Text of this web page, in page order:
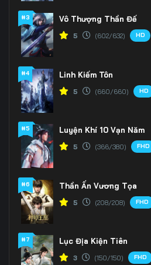
#3 Vô Thượng Thần Đế
5 (602/632) HD
#4 Linh Kiếm Tôn
5 (660/660) HD
#5 Luyện Khí 10 Vạn Năm
5 (366/380) FHD
#6 Thần Ấn Vương Tọa
5 (208/208) FHD
#7 Lục Địa Kiện Tiên
3 (150/150) FHD